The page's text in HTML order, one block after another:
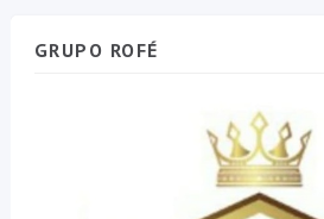
GRUPO ROFÉ